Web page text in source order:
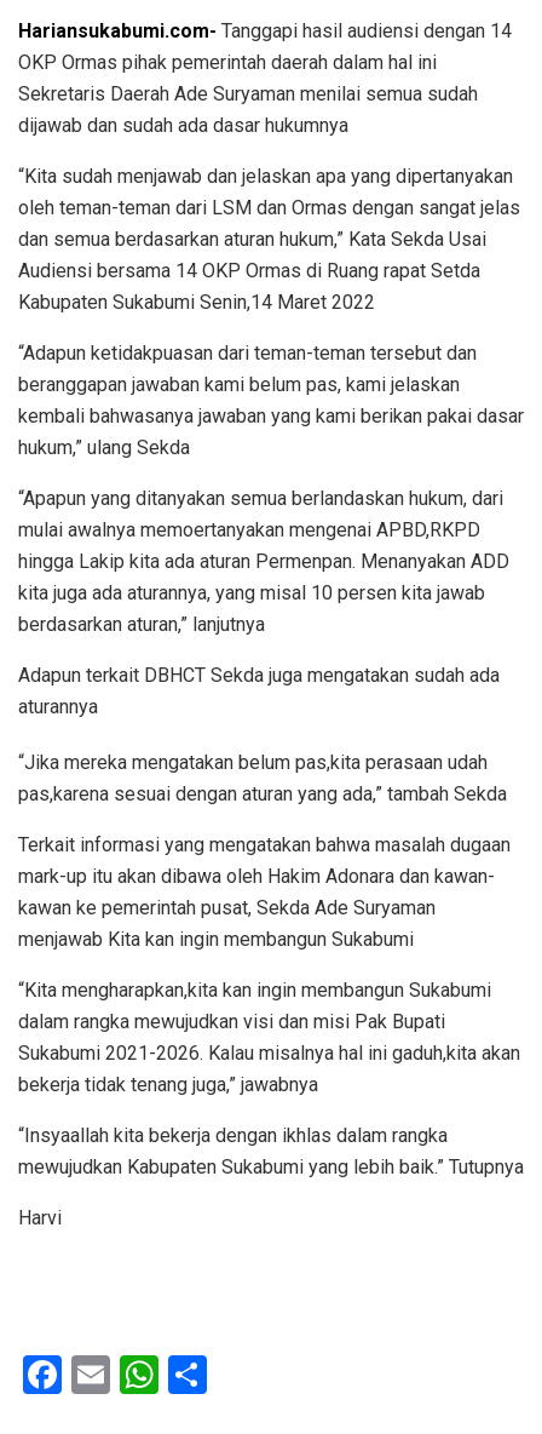
Hariansukabumi.com- Tanggapi hasil audiensi dengan 14
OKP Ormas pihak pemerintah daerah dalam hal ini
Sekretaris Daerah Ade Suryaman menilai semua sudah
dijawab dan sudah ada dasar hukumnya
“Kita sudah menjawab dan jelaskan apa yang dipertanyakan
oleh teman-teman dari LSM dan Ormas dengan sangat jelas
dan semua berdasarkan aturan hukum,” Kata Sekda Usai
Audiensi bersama 14 OKP Ormas di Ruang rapat Setda
Kabupaten Sukabumi Senin,14 Maret 2022
“Adapun ketidakpuasan dari teman-teman tersebut dan
beranggapan jawaban kami belum pas, kami jelaskan
kembali bahwasanya jawaban yang kami berikan pakai dasar
hukum,” ulang Sekda
“Apapun yang ditanyakan semua berlandaskan hukum, dari
mulai awalnya memoertanyakan mengenai APBD,RKPD
hingga Lakip kita ada aturan Permenpan. Menanyakan ADD
kita juga ada aturannya, yang misal 10 persen kita jawab
berdasarkan aturan,” lanjutnya
Adapun terkait DBHCT Sekda juga mengatakan sudah ada
aturannya
“Jika mereka mengatakan belum pas,kita perasaan udah
pas,karena sesuai dengan aturan yang ada,” tambah Sekda
Terkait informasi yang mengatakan bahwa masalah dugaan
mark-up itu akan dibawa oleh Hakim Adonara dan kawan-
kawan ke pemerintah pusat, Sekda Ade Suryaman
menjawab Kita kan ingin membangun Sukabumi
“Kita mengharapkan,kita kan ingin membangun Sukabumi
dalam rangka mewujudkan visi dan misi Pak Bupati
Sukabumi 2021-2026. Kalau misalnya hal ini gaduh,kita akan
bekerja tidak tenang juga,” jawabnya
“Insyaallah kita bekerja dengan ikhlas dalam rangka
mewujudkan Kabupaten Sukabumi yang lebih baik.” Tutupnya
Harvi
F
E
W